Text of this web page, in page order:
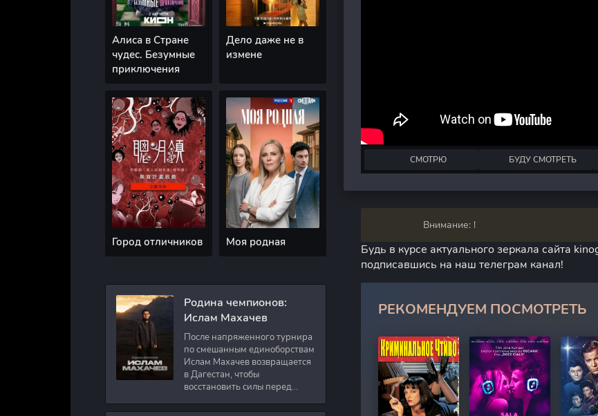
СМОТРЮ БУДУ СМОТРЕТЬ
Внимание: !
Будь в курсе актуального зеркала сайта
подписавшись на наш телеграм канал!
РЕКОМЕНДУЕМ ПОСМОТРЕТЬ
Алиса в Стране
чудес. Безумные
приключения
Дело даже не в
измене
Город отличников Моя родная
Родина чемпионов:
Ислам Махачев
После напряженного турнира
по смешанным единоборствам
Ислам Махачев возвращается
в Дагестан, чтобы
восстановить силы перед
Вместе с ним приезжают